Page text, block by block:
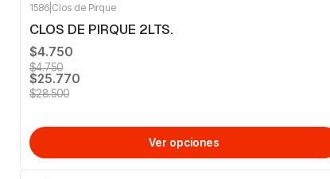
1586 Clos de Pirque
CLOS DE PIRQUE 2LTS.
$4.750
$4.750
$25.770
$28.500
Ver opciones